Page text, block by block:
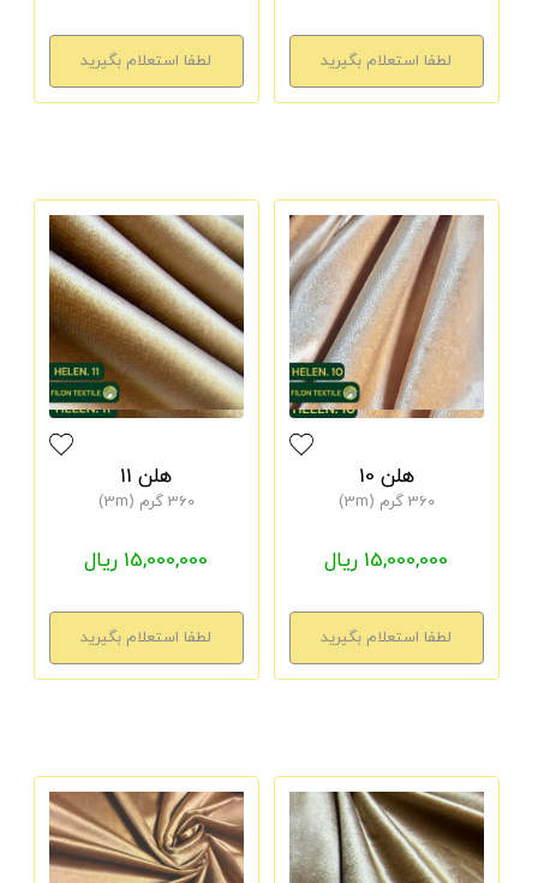
هلن 10
360 گرم (3m)
15,000,000 ریال
هلن 11
360 گرم (3m)
15,000,000 ریال